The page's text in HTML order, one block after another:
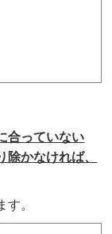
合っていない
除かなければ、
。